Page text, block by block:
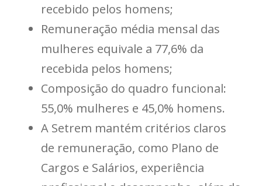
recebido pelos homens;
Remuneração média mensal das
mulheres equivale a 77,6% da
recebida pelos homens;
Composição do quadro funcional:
55,0% mulheres e 45,0% homens.
A Setrem mantém critérios claros
de remuneração, como Plano de
Cargos e Salários, experiência